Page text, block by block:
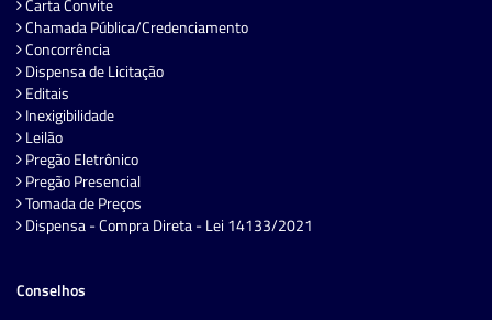
Carta Convite
Chamada Pública/Credenciamento
Concorrência
Dispensa de Licitação
Editais
Inexigibilidade
Leilão
Pregão Eletrônico
Pregão Presencial
Tomada de Preços
Dispensa - Compra Direta - Lei 14133/2021
Conselhos